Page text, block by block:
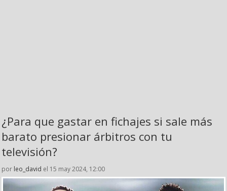
¿Para que gastar en fichajes si sale más
barato presionar árbitros con tu
televisión?
por leo_david el 15 may 2024, 12:00